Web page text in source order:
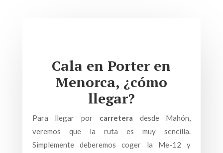
Cala en Porter en
Menorca, ¿cómo
llegar?
Para llegar por carretera desde Mahón,
veremos que la ruta es muy sencilla.
Simplemente deberemos coger la Me-12 y